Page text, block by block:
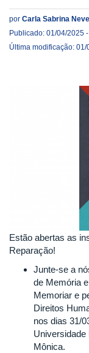
por Carla Sabrina
Publicado: 01/04/2025
Última modificação: 01/
Estão abertas as
Reparação!
Junte-se a
de Memória
Memoriar e
Direitos
nos dias 31/
Universidade
Mônica.